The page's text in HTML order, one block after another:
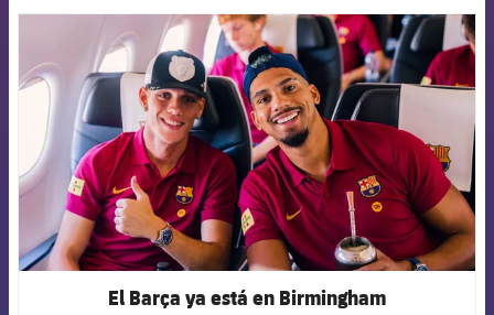
FCB Barcelona badge
El Barça ya está en Birmingham